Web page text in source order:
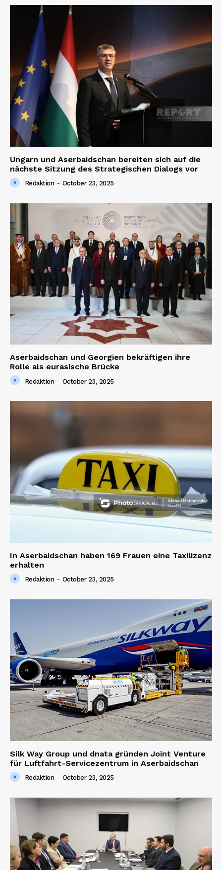
Ungarn und Aserbaidschan bereiten sich auf die
nächste Sitzung des Strategischen Dialogs vor
Redaktion - October 23, 2025
Aserbaidschan und Georgien bekräftigen ihre
Rolle als eurasische Brücke
Redaktion - October 23, 2025
In Aserbaidschan haben 169 Frauen eine Taxilizenz
erhalten
Redaktion - October 23, 2025
Silk Way Group und dnata gründen Joint Venture
für Luftfahrt-Servicezentrum in Aserbaidschan
Redaktion - October 23, 2025